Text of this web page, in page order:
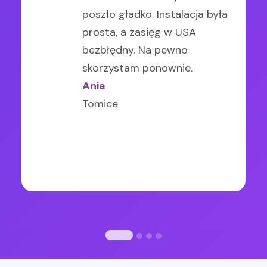
poszło gładko. Instalacja była
prosta, a zasięg w USA
bezbłędny. Na pewno
skorzystam ponownie.
Ania
Tomice
dobra. Bardzo przydatna
opcja dla osób, które dużo
podróżują.
Robert Wiśniewski
Warszawa
całej Chorwacji. Polecam
każdemu.
Joanna Wróbel
Brzeziny
Islandia) za każdym razem
karta zapewniała stabilny
zasięg, zdecydowana
polecajka!
Marta O